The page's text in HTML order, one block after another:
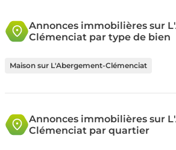
Annonces immobilières sur
Clémenciat par type de bien
Maison sur L'Abergement-Clémenciat
Annonces immobilières sur
Clémenciat par quartier